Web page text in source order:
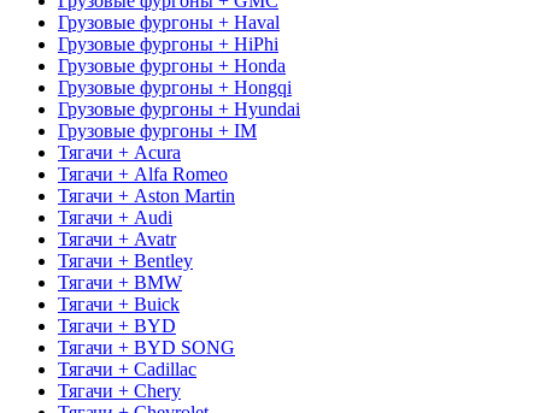
Грузовые фургоны + Haval
Грузовые фургоны + HiPhi
Грузовые фургоны + Honda
Грузовые фургоны + Hongqi
Грузовые фургоны + Hyundai
Грузовые фургоны + IM
Тягачи + Acura
Тягачи + Alfa Romeo
Тягачи + Aston Martin
Тягачи + Audi
Тягачи + Avatr
Тягачи + Bentley
Тягачи + BMW
Тягачи + Buick
Тягачи + BYD
Тягачи + BYD SONG
Тягачи + Cadillac
Тягачи + Chery